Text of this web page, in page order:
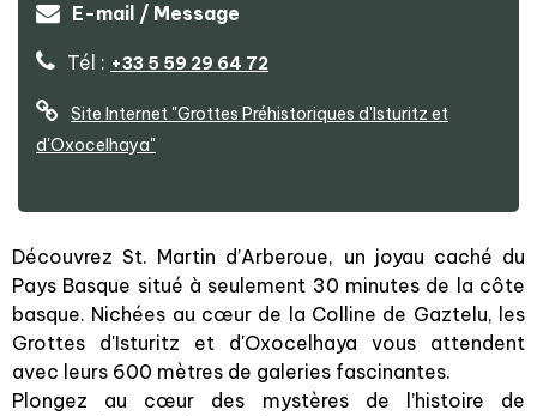
E-mail / Message
Tél : +33 5 59 29 64 72
Site Internet "Grottes Préhistoriques d'Isturitz et
d'Oxocelhaya"
Découvrez St. Martin d’Arberoue, un joyau caché du
Pays Basque situé à seulement 30 minutes de la côte
basque. Nichées au cœur de la Colline de Gaztelu, les
Grottes d'Isturitz et d'Oxocelhaya vous attendent
avec leurs 600 mètres de galeries fascinantes.
Plongez au cœur des mystères de l’histoire de